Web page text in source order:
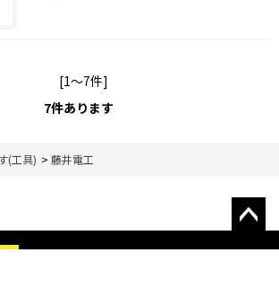
[1～7件]
7件あります
(工具) > 藤井電工